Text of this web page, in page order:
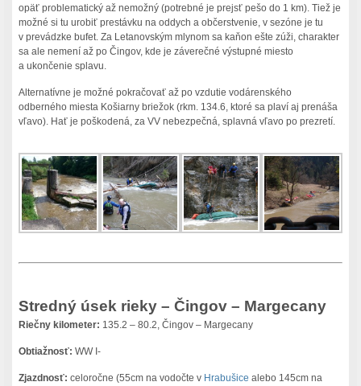
opäť problematický až nemožný (potrebné je prejsť pešo do 1 km). Tiež je
možné si tu urobiť prestávku na oddych a občerstvenie, v sezóne je tu
v prevádzke bufet. Za Letanovským mlynom sa kaňon ešte zúži, charakter
sa ale nemení až po Čingov, kde je záverečné výstupné miesto
a ukončenie splavu.
Alternatívne je možné pokračovať až po vzdutie vodárenského
odberného miesta Košiarny briežok (rkm. 134.6, ktoré sa plaví aj prenáša
vľavo). Hať je poškodená, za VV nebezpečná, splavná vľavo po prezretí.
Stredný úsek rieky – Čingov – Margecany
Riečny kilometer: 135.2 – 80.2, Čingov – Margecany
Obtiažnosť: WW I-
Zjazdnosť: celoročne (55cm na vodočte v Hrabušice alebo 145cm na